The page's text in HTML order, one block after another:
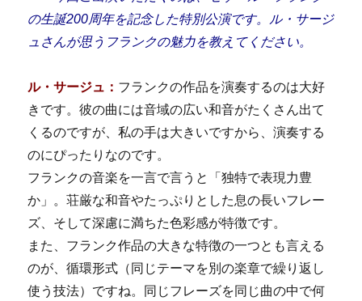
の生誕200周年を記念した特別公演です。ル・サージ
ュさんが思うフランクの魅力を教えてください。
ル・サージュ： フランクの作品を演奏するのは大好
きです。彼の曲には音域の広い和音がたくさん出て
くるのですが、私の手は大きいですから、演奏する
のにぴったりなのです。
フランクの音楽を一言で言うと「独特で表現力豊
か」。荘厳な和音やたっぷりとした息の長いフレー
ズ、そして深慮に満ちた色彩感が特徴です。
また、フランク作品の大きな特徴の一つとも言える
のが、循環形式（同じテーマを別の楽章で繰り返し
使う技法）ですね。同じフレーズを同じ曲の中で何